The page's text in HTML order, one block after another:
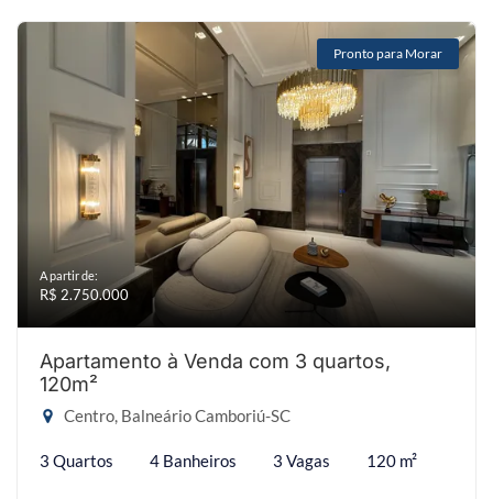
Pronto para Morar
A partir de:
R$ 2.750.000
Apartamento à Venda com 3 quartos,
120m²
Centro, Balneário Camboriú-SC
3 Quartos 4 Banheiros 3 Vagas 120 m²